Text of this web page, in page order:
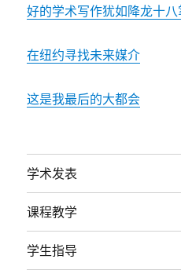
好的学术写作犹如降龙十八
在纽约寻找未来媒介
这是我最后的大都会
学术发表
课程教学
学生指导